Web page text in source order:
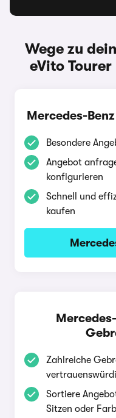
Wege zu
eVito
Mercedes-
Besondere
Angebot
konfigurieren
Schnell und
kaufen
Zahlreiche
Sortiere
Sitzen oder